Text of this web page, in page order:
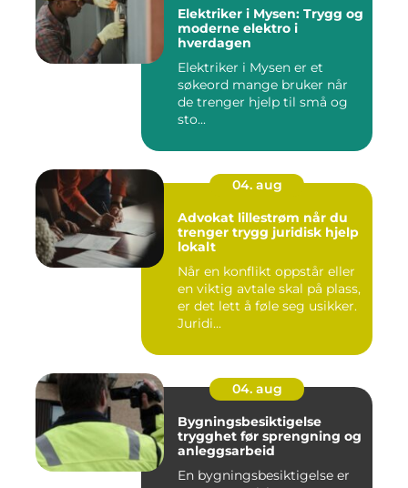
Elektriker i Mysen: Trygg og
moderne elektro i
hverdagen
Elektriker i Mysen er et
søkeord mange bruker når
de trenger hjelp til små og
sto...
04. aug
Advokat lillestrøm når du
trenger trygg juridisk hjelp
lokalt
Når en konflikt oppstår eller
en viktig avtale skal på plass,
er det lett å føle seg usikker.
Juridi...
04. aug
Bygningsbesiktigelse
trygghet før sprengning og
anleggsarbeid
En bygningsbesiktigelse er